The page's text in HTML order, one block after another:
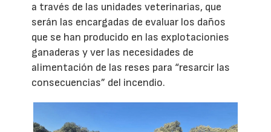
a través de las unidades veterinarias, que
serán las encargadas de evaluar los daños
que se han producido en las explotacionies
ganaderas y ver las necesidades de
alimentación de las reses para “resarcir las
consecuencias” del incendio.